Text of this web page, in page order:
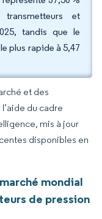
et
tandis que le
plus rapide à 5,47
et des
du cadre
mis à jour
disponibles en
mondial
de pression